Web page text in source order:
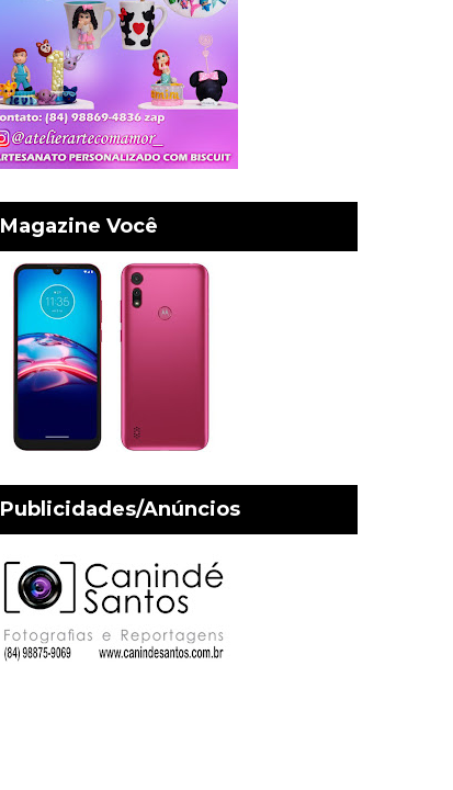
Magazine Você
Publicidades/Anúncios